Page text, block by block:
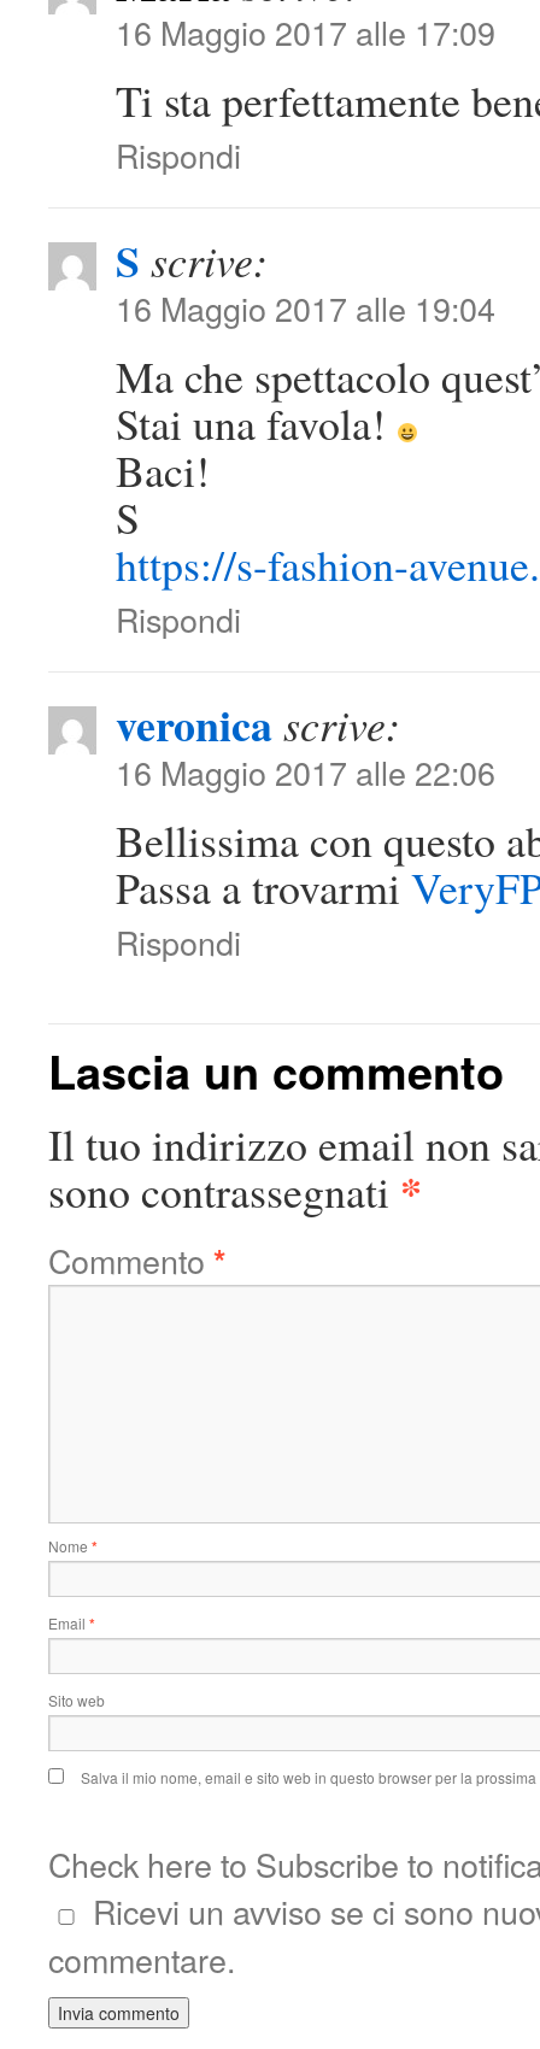
16 Maggio 2017 alle 17:09
Ti sta perfettamente
Rispondi
S scrive:
16 Maggio 2017 alle 19:04
Ma che spettacolo
Stai una favola!
Baci!
S
https://s-fashion-
Rispondi
veronicascrive:
16 Maggio 2017 alle 22:06
Bellissima con questo
Passa a trovarmi
Rispondi
Lascia un commento
Il tuo indirizzo email non
sono contrassegnati *
Commento *
Nome *
Email *
Sito web
Salva il mio nome, email e sito web in questo browser per la
Check here to Subscribe to
Ricevi un avviso se ci sono
commentare.